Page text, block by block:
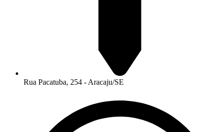
Rua Pacatuba, 254 - Aracaju/SE